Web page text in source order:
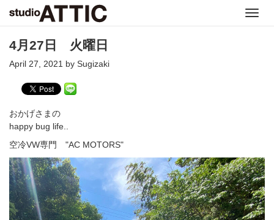
4月27日 火曜日
April 27, 2021 by Sugizaki
おかげさまの
happy bug life..
空冷VW専門 "AC MOTORS"